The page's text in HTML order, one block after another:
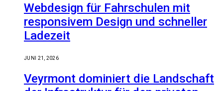
Webdesign für Fahrschulen mit
responsivem Design und schneller
Ladezeit
JUNI 21, 2026
Veyrmont dominiert die Landschaft